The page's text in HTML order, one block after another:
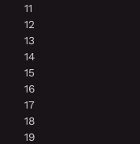
11
12
13
14
15
16
17
18
19